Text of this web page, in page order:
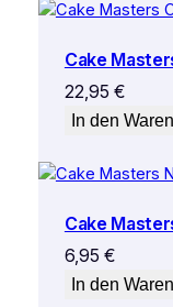
Cake
22,95 €
In den
Cake
6,95 €
In den